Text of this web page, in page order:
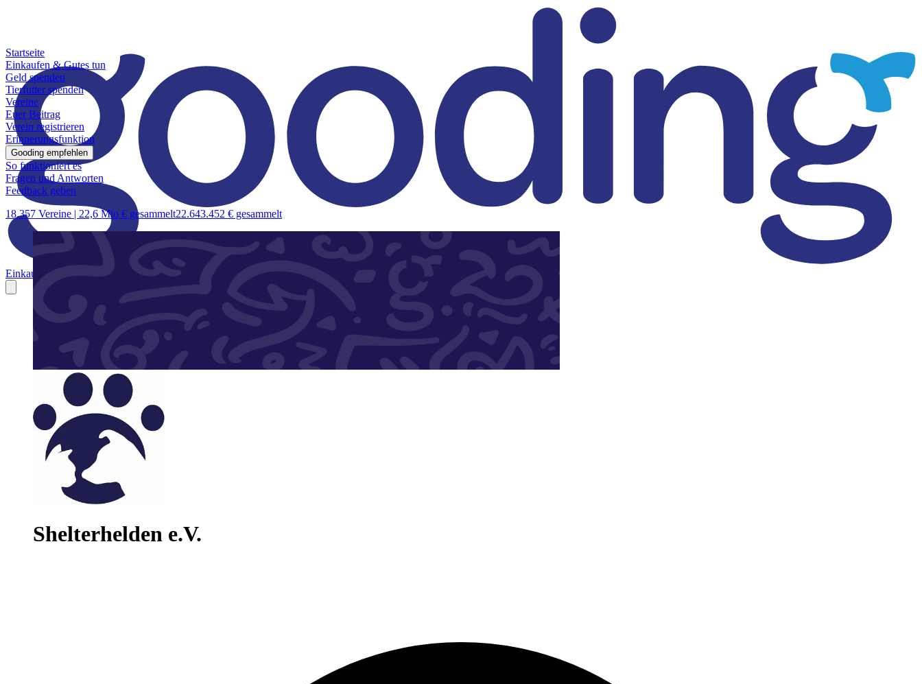
Einkaufen & Gutes tun Geld spendenTierfutter spenden VereineEuer Beitrag
Startseite
Einkaufen & Gutes tun
Geld spenden
Tierfutter spenden
Vereine
Euer Beitrag
Verein registrieren
Erinnerungsfunktion
Gooding empfehlen
So funktioniert es
Fragen und Antworten
Feedback geben
18.357 Vereine | 22,6 Mio € gesammelt22.643.452 € gesammelt
Shelterhelden e.V.